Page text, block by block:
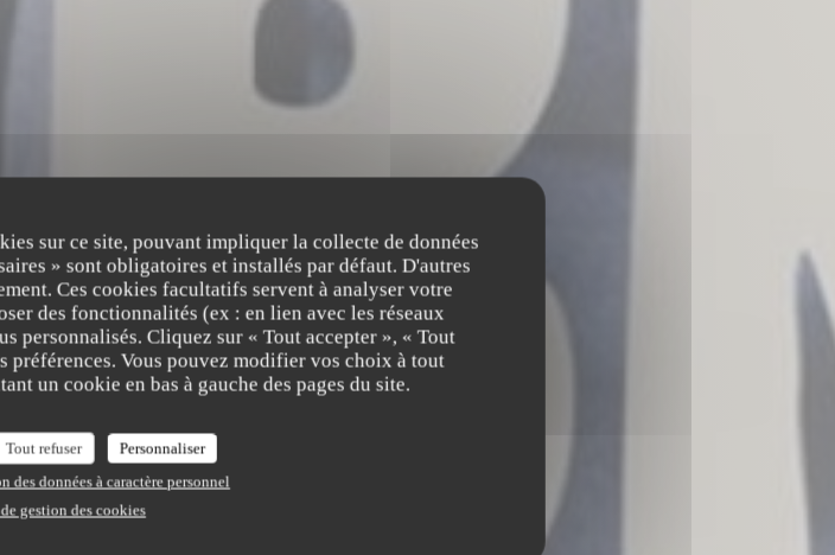
sur ce site, pouvant impliquer la collecte de données
» sont obligatoires et installés par défaut. D'autres
Ces cookies facultatifs servent à analyser votre
des fonctionnalités (ex : en lien avec les réseaux
personnalisés. Cliquez sur « Tout accepter », « Tout
préférences. Vous pouvez modifier vos choix à tout
un cookie en bas à gauche des pages du site.
Tout refuser
Personnaliser
des données à caractère personnel
gestion des cookies
VINS• LAMORLAYE
RÉSERVER